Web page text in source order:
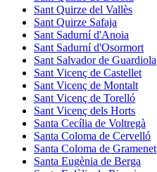
Sant Quirze del Vallès
Sant Quirze Safaja
Sant Sadurní d'Anoia
Sant Sadurní d'Osormort
Sant Salvador de Guardiola
Sant Vicenç de Castellet
Sant Vicenç de Montalt
Sant Vicenç de Torelló
Sant Vicenç dels Horts
Santa Cecília de Voltregà
Santa Coloma de Cervelló
Santa Coloma de Gramenet
Santa Eugènia de Berga